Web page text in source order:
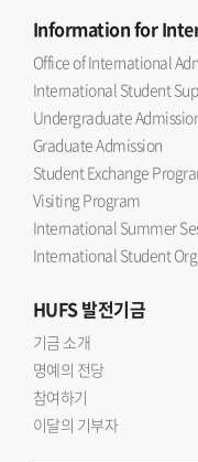
연구 경쟁력을 높이
결과는 응집물질물
국제저명학술지인
7월 10일에 온라인 게재됐
Porous
Responsive
Wearable
Informationfor
Office of International
International Student
Undergraduate
Graduate Admission
Student Exchange
Visiting Program
International Summer
International Student
HUFS발전기금
기금 소개
명예의 전당
참여하기
이달의 기부자